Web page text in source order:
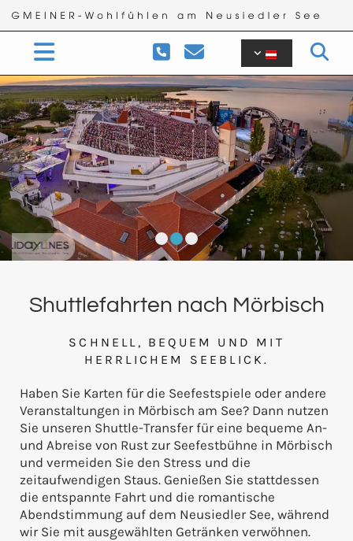
 
Shuttlefahrten nach Mörbisch
SCHNELL, BEQUEM UND MIT
HERRLICHEM SEEBLICK.
Haben Sie Karten für die Seefestspiele oder andere
Veranstaltungen in Mörbisch am See? Dann nutzen
Sie unseren Shuttle-Transfer für eine bequeme An-
und Abreise von Rust zur Seefestbühne in Mörbisch
und vermeiden Sie den Stress und die
zeitaufwendigen Staus. Genießen Sie stattdessen
die entspannte Fahrt und die romantische
Abendstimmung auf dem Neusiedler See, während
wir Sie mit ausgewählten Getränken verwöhnen.